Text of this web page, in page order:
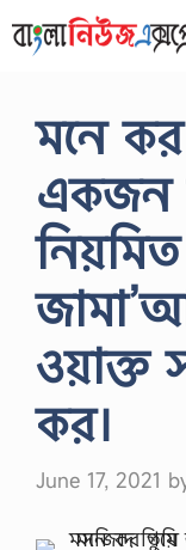
to
মনে কর
একজন
ওয়াক্ত
কর।
June 17, 2021